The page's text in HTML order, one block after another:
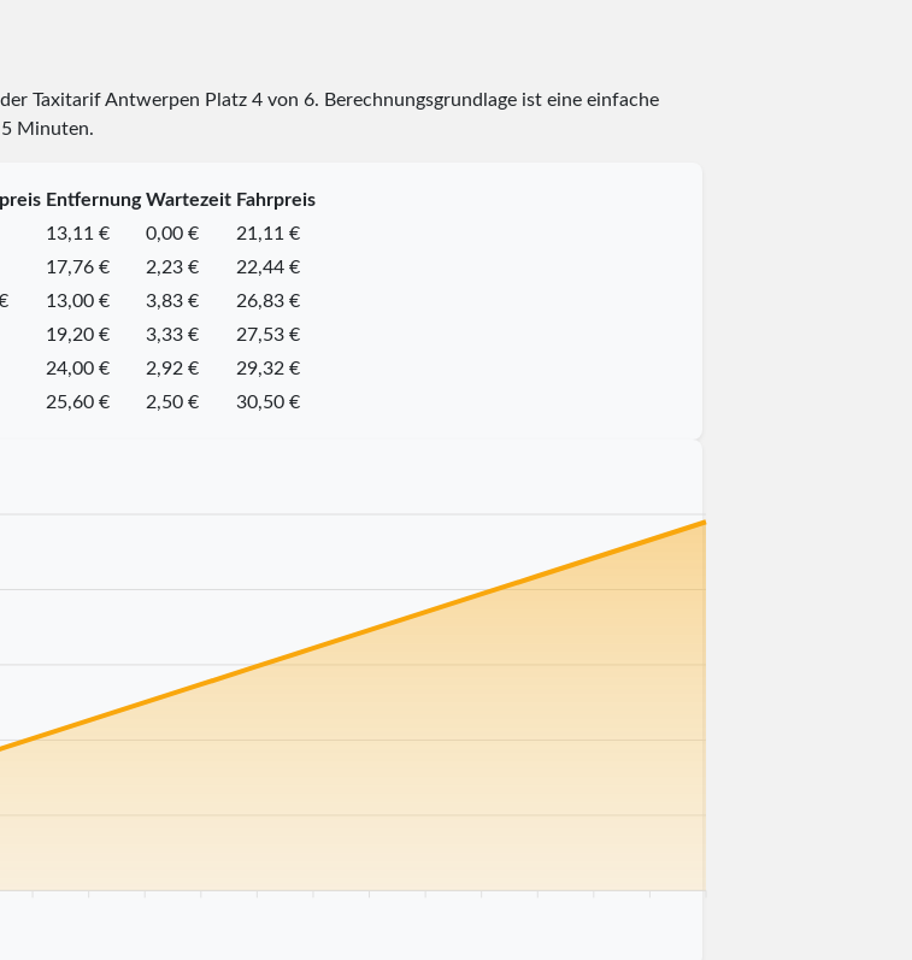
Taxitarif Antwerpen Platz 4von 6. Berechnungsgrundlage ist eine einfache
Minuten.
Entfernung Wartezeit Fahrpreis
13,11 € 0,00 €
21,11 €
17,76 € 2,23 €
22,44 €
13,00 € 3,83 €
26,83 €
19,20 € 3,33 €
27,53 €
24,00 € 2,92 €
29,32 €
25,60 € 2,50 € 30,50 €